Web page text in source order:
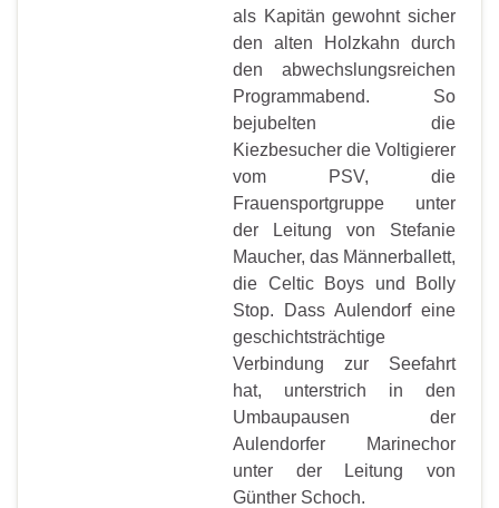
als Kapitän gewohnt sicher
den alten Holzkahn durch
den abwechslungsreichen
Programmabend. So
bejubelten die
Kiezbesucher die Voltigierer
vom PSV, die
Frauensportgruppe unter
der Leitung von Stefanie
Maucher, das Männerballett,
die Celtic Boys und Bolly
Stop. Dass Aulendorf eine
geschichtsträchtige
Verbindung zur Seefahrt
hat, unterstrich in den
Umbaupausen der
Aulendorfer Marinechor
unter der Leitung von
Günther Schoch.